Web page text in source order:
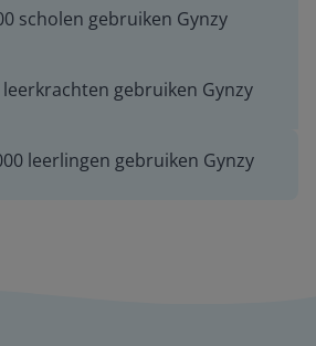
scholen gebruiken Gynzy
leerkrachten gebruiken Gynzy
leerlingen gebruiken Gynzy